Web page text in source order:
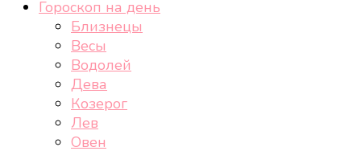
Гороскоп на день
Близнецы
Весы
Водолей
Дева
Козерог
Лев
Овен